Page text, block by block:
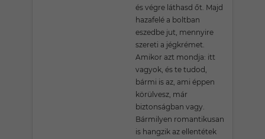
és végre láthasd őt. Majd
hazafelé a boltban
eszedbe jut, mennyire
szereti a jégkrémet.
Amikor azt mondja: itt
vagyok, és te tudod,
bármi is az, ami éppen
körülvesz, már
biztonságban vagy.
Bármilyen romantikusan
is hangzik az ellentétek